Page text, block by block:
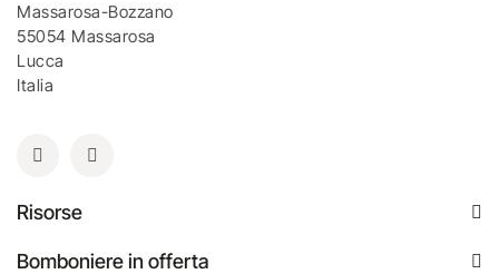
Massarosa-Bozzano
55054 Massarosa
Lucca
Italia
Risorse
Bomboniere in offerta